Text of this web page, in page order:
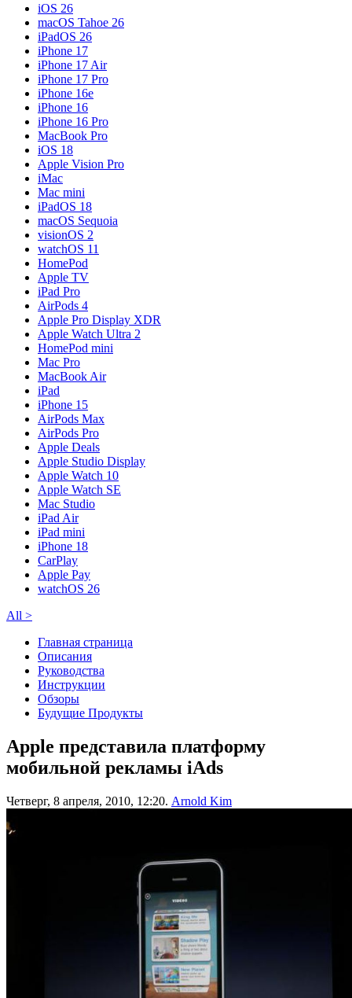
iOS 26
macOS Tahoe 26
iPadOS 26
iPhone 17
iPhone 17 Air
iPhone 17 Pro
iPhone 16e
iPhone 16
iPhone 16 Pro
MacBook Pro
iOS 18
Apple Vision Pro
iMac
Mac mini
iPadOS 18
macOS Sequoia
visionOS 2
watchOS 11
HomePod
Apple TV
iPad Pro
AirPods 4
Apple Pro Display XDR
Apple Watch Ultra 2
HomePod mini
Mac Pro
MacBook Air
iPad
iPhone 15
AirPods Max
AirPods Pro
Apple Deals
Apple Studio Display
Apple Watch 10
Apple Watch SE
Mac Studio
iPad Air
iPad mini
iPhone 18
CarPlay
Apple Pay
watchOS 26
All >
Главная страница
Описания
Руководства
Инструкции
Обзоры
Будущие Продукты
Apple представила платформу
мобильной рекламы iAds
Четверг, 8 апреля, 2010, 12:20. Arnold Kim